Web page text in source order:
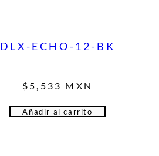
DLX-ECHO-12-BK
$ 5,533 MXN
Añadir al carrito